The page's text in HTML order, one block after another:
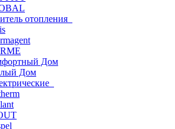
отопления
Дом
Дом